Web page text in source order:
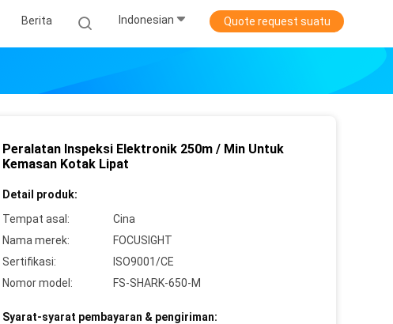
Berita Indonesian Quote request suatu
Peralatan Inspeksi Elektronik 250m / Min Untuk
Kemasan Kotak Lipat
Detail produk:
Tempat asal:
Cina
Nama merek:
FOCUSIGHT
Sertifikasi:
ISO9001/CE
Nomor model:
FS-SHARK-650-M
Syarat-syarat pembayaran & pengiriman: